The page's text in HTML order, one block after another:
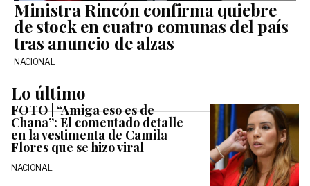
Ministra Rincón confirma quiebre
de stock en cuatro comunas del país
tras anuncio de alzas
NACIONAL
Lo último
FOTO | “Amiga eso es de
Chana”: El comentado detalle
en la vestimenta de Camila
Flores que se hizo viral
NACIONAL